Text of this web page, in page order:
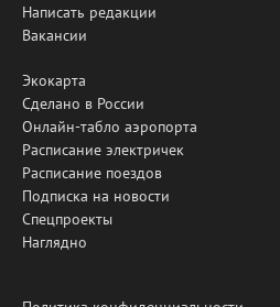
Написать редакции
Вакансии
Экокарта
Сделано в России
Онлайн-табло аэропорта
Расписание электричек
Расписание поездов
Подписка на новости
Спецпроекты
Наглядно